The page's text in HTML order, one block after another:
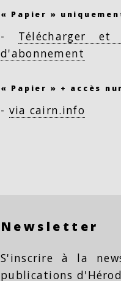
« Papier »
- Télécharger
d'abonnement
« Papier » + accès
- via cairn.info
Newsletter
S'inscrire à la
publications